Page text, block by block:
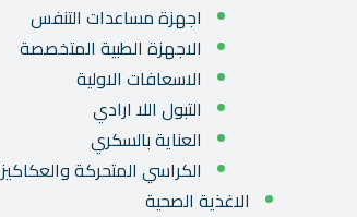
اجهزة مساعدات التنفس
الاجهزة الطبية المتخصصة
الاسعافات الاولية
التبول اللا ارادي
العناية بالسكري
الكراسي المتحركة والعكاكيز
الاغذية الصحية